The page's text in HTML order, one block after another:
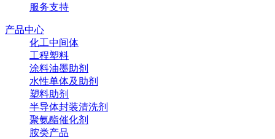
服务支持
产品中心
化工中间体
工程塑料
涂料油墨助剂
水性单体及助剂
塑料助剂
半导体封装清洗剂
聚氨酯催化剂
胺类产品